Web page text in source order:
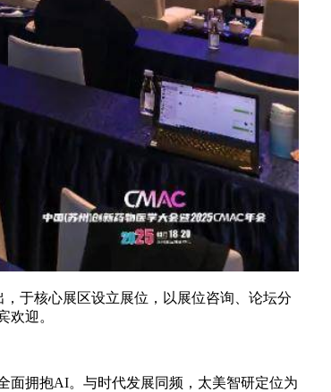
于核心展区设立展位，以展位咨询、论坛分
欢迎。
面拥抱AI。与时代发展同频，太美智研定位为